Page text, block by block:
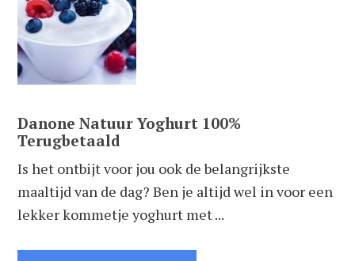
Danone Natuur Yoghurt 100%
Terugbetaald
Is het ontbijt voor jou ook de belangrijkste
maaltijd van de dag? Ben je altijd wel in voor een
lekker kommetje yoghurt met ...